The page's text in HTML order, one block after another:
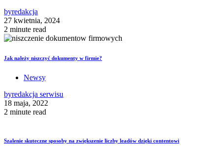
byredakcja
27 kwietnia, 2024
2 minute read
Jak należy niszczyć dokumenty w firmie?
Newsy
byredakcja serwisu
18 maja, 2022
2 minute read
Szalenie skuteczne sposoby na zwiększenie liczby leadów dzięki contentowi